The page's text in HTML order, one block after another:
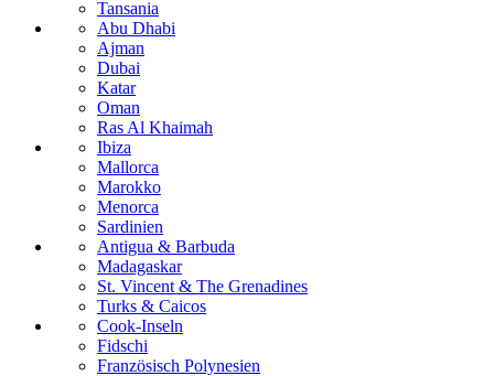
Tansania
Abu Dhabi
Ajman
Dubai
Katar
Oman
Ras Al Khaimah
Ibiza
Mallorca
Marokko
Menorca
Sardinien
Antigua & Barbuda
Madagaskar
St. Vincent & The Grenadines
Turks & Caicos
Cook-Inseln
Fidschi
Französisch Polynesien